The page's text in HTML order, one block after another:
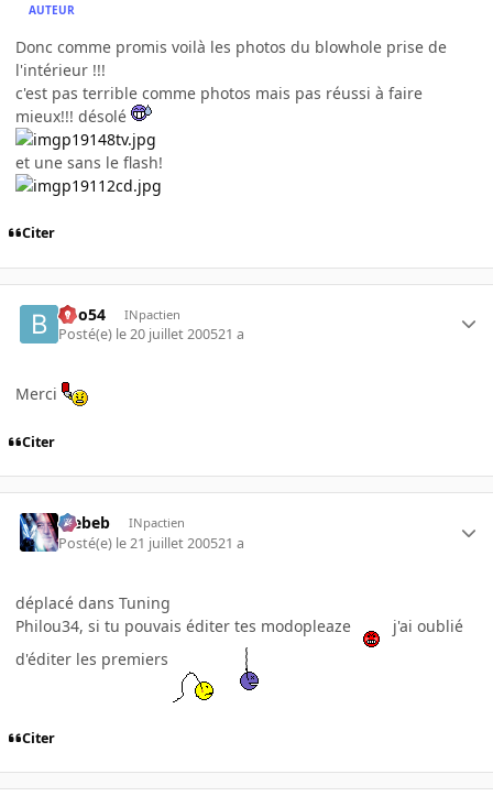
AUTEUR
Donc comme promis voilà les photos du blowhole prise de
l'intérieur !!!
c'est pas terrible comme photos mais pas réussi à faire
mieux!!! désolé
et une sans le flash!
Citer
Boo54 INpactien
Posté(e) le 20 juillet 200521 a
Merci
Citer
Trebeb INpactien
Posté(e) le 21 juillet 200521 a
déplacé dans Tuning
Philou34, si tu pouvais éditer tes modopleaze
j'ai oublié
d'éditer les premiers
Citer